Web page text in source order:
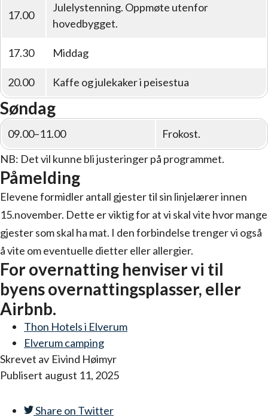
17.00
Julelystenning. Oppmøte utenfor
hovedbygget.
17.30 Middag
20.00 Kaffe og julekaker i peisestua
Søndag
09.00–11.00
Frokost.
NB: Det vil kunne bli justeringer på programmet.
Påmelding
Elevene formidler antall gjester til sin linjelærer innen
15.november. Dette er viktig for at vi skal vite hvor mange
gjester som skal ha mat. I den forbindelse trenger vi også
å vite om eventuelle dietter eller allergier.
For overnatting henviser vi til
byens overnattingsplasser, eller
Airbnb.
Thon Hotels i Elverum
Elverum camping
Skrevet av Eivind Høimyr
Publisert august 11, 2025
Share on Twitter